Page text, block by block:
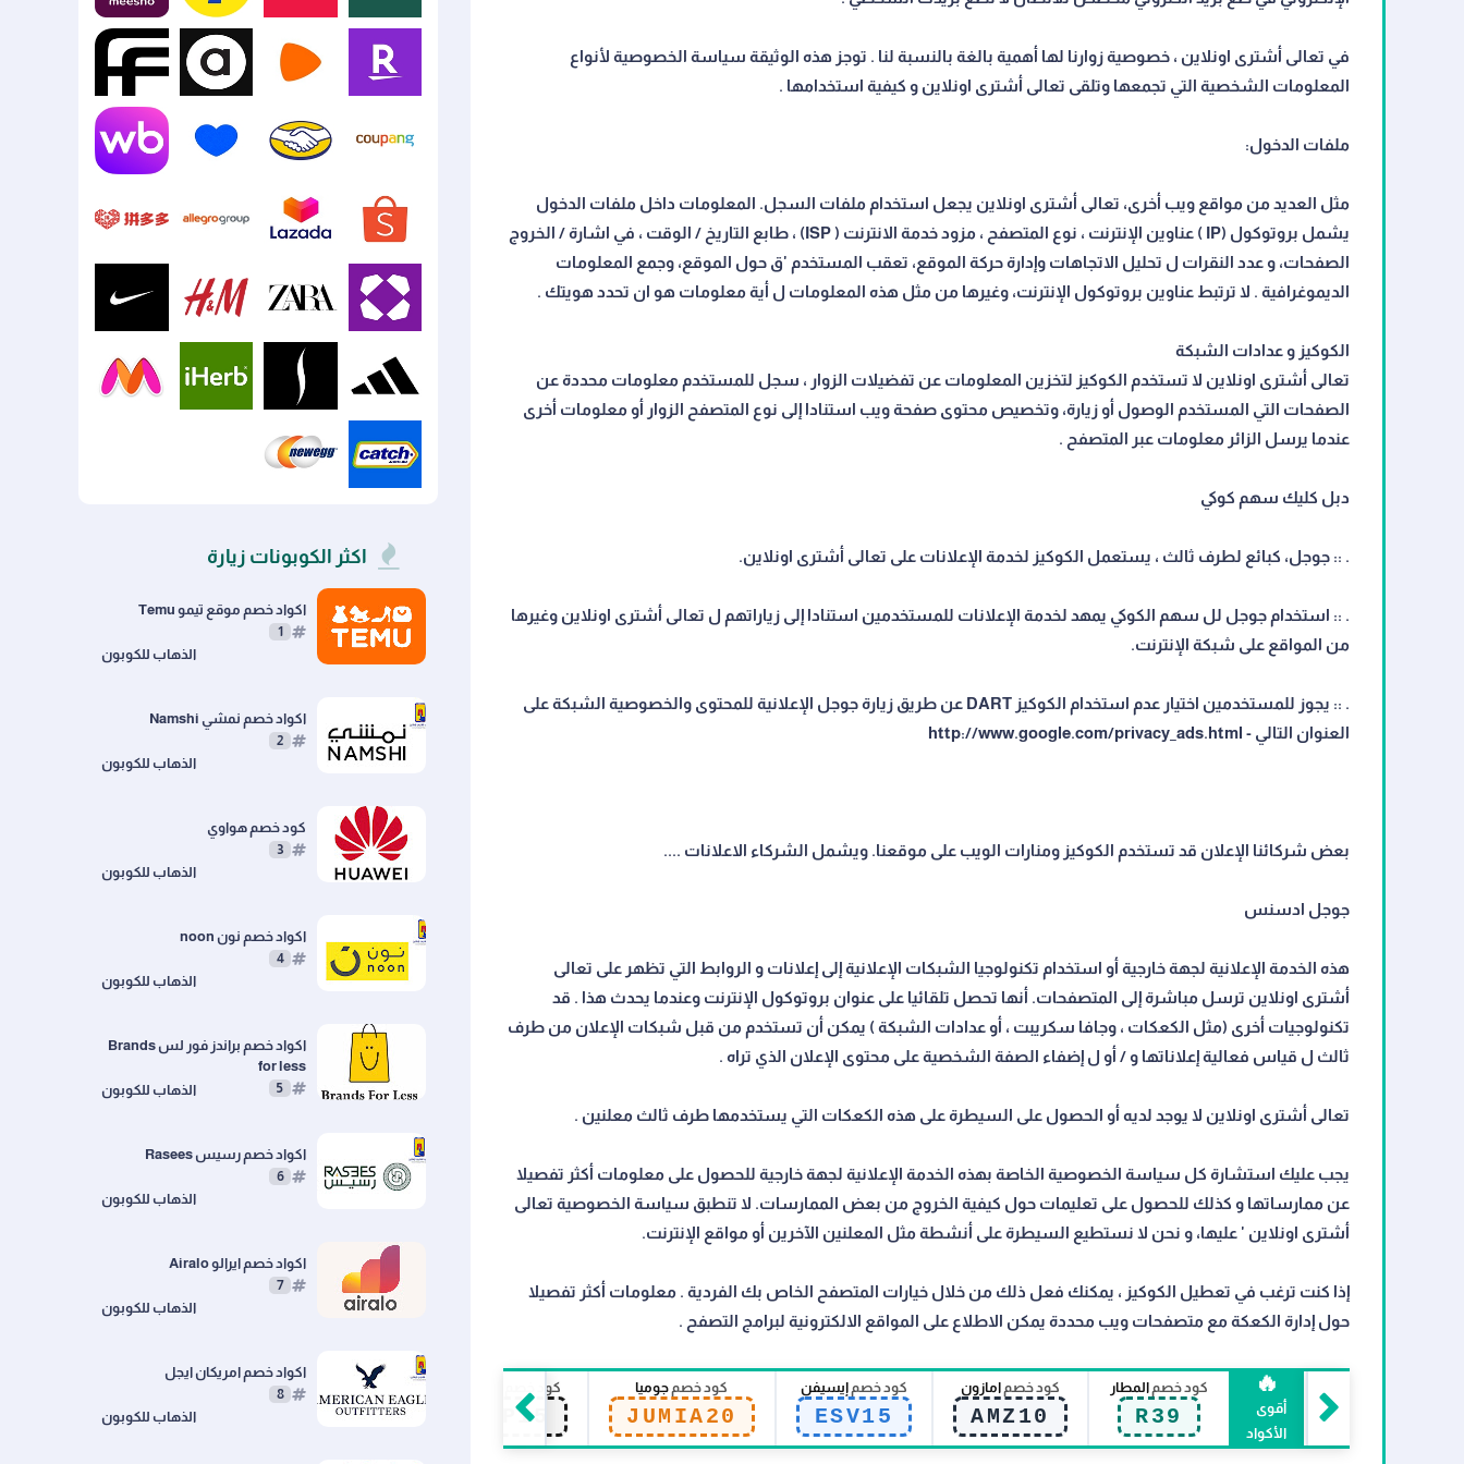
في تعالى أشترى اونلاين ، خصوصية زوارنا لها أهمية بالغة بالنسبة لنا . توجز هذه الوثيقة سياسة الخصوصية لأنواع
المعلومات الشخصية التي تجمعها وتلقى تعالى أشترى اونلاين و كيفية استخدامها .
ملفات الدخول:
مثل العديد من مواقع ويب أخرى، تعالى أشترى اونلاين يجعل استخدام ملفات السجل. المعلومات داخل ملفات الدخول
يشمل بروتوكول (IP ) عناوين الإنترنت ، نوع المتصفح ، مزود خدمة الانترنت ( ISP) ، طابع التاريخ / الوقت ، في اشارة / الخروج
الصفحات، و عدد النقرات ل تحليل الاتجاهات وإدارة حركة الموقع، تعقب المستخدم 'ق حول الموقع، وجمع المعلومات
الديموغرافية . لا ترتبط عناوين بروتوكول الإنترنت، وغيرها من مثل هذه المعلومات ل أية معلومات هو ان تحدد هويتك .
الكوكيز و عدادات الشبكة
تعالى أشترى اونلاين لا تستخدم الكوكيز لتخزين المعلومات عن تفضيلات الزوار ، سجل للمستخدم معلومات محددة عن
الصفحات التي المستخدم الوصول أو زيارة، وتخصيص محتوى صفحة ويب استنادا إلى نوع المتصفح الزوار أو معلومات أخرى
عندما يرسل الزائر معلومات عبر المتصفح .
دبل كليك سهم كوكي
. :: جوجل، كبائع لطرف ثالث ، يستعمل الكوكيز لخدمة الإعلانات على تعالى أشترى اونلاين.
. :: استخدام جوجل لل سهم الكوكي يمهد لخدمة الإعلانات للمستخدمين استنادا إلى زياراتهم ل تعالى أشترى اونلاين وغيرها
من المواقع على شبكة الإنترنت.
. :: يجوز للمستخدمين اختيار عدم استخدام الكوكيز DART عن طريق زيارة جوجل الإعلانية للمحتوى والخصوصية الشبكة على
العنوان التالي - http://www.google.com/privacy_ads.html
بعض شركائنا الإعلان قد تستخدم الكوكيز ومنارات الويب على موقعنا. ويشمل الشركاء الاعلانات ....
جوجل ادسنس
هذه الخدمة الإعلانية لجهة خارجية أو استخدام تكنولوجيا الشبكات الإعلانية إلى إعلانات و الروابط التي تظهر على تعالى
أشترى اونلاين ترسل مباشرة إلى المتصفحات. أنها تحصل تلقائيا على عنوان بروتوكول الإنترنت وعندما يحدث هذا . قد
تكنولوجيات أخرى (مثل الكعكات ، وجافا سكريبت ، أو عدادات الشبكة ) يمكن أن تستخدم من قبل شبكات الإعلان من طرف
ثالث ل قياس فعالية إعلاناتها و / أو ل إضفاء الصفة الشخصية على محتوى الإعلان الذي تراه .
تعالى أشترى اونلاين لا يوجد لديه أو الحصول على السيطرة على هذه الكعكات التي يستخدمها طرف ثالث معلنين .
يجب عليك استشارة كل سياسة الخصوصية الخاصة بهذه الخدمة الإعلانية لجهة خارجية للحصول على معلومات أكثر تفصيلا
عن ممارساتها و كذلك للحصول على تعليمات حول كيفية الخروج من بعض الممارسات. لا تنطبق سياسة الخصوصية تعالى
أشترى اونلاين ' عليها، و نحن لا نستطيع السيطرة على أنشطة مثل المعلنين الآخرين أو مواقع الإنترنت.
إذا كنت ترغب في تعطيل الكوكيز ، يمكنك فعل ذلك من خلال خيارات المتصفح الخاص بك الفردية . معلومات أكثر تفصيلا
حول إدارة الكعكة مع متصفحات ويب محددة يمكن الاطلاع على المواقع الالكترونية لبرامج التصفح .
🔥
أقوى
الأكواد
كود خصم المطار
R39
كود خصم امازون
AMZ10
كود خصم إيسيفن
ESV15
كود خصم جوميا
JUMIA20
كود خصم
SEP15
كود خصم شي ان
SHEIN50
NIKE20
Blink
Digikala
Flipkart
Meesho
Rakuten
Zalando
ASOS
Farfetch
Coupang
Mercado
Libre
Ozon
Wildberries
Shopee
Lazada
Allegro
Pinduoduo
Wayfair
Zara
H&M
Nike
Adidas
Sephora
اكثر الكوبونات زيارة
اكواد خصم موقع تيمو Temu
1
اكواد خصم نمشي Namshi
2
كود خصم هواوي
3
اكواد خصم نون noon
4
اكواد خصم براندز فور لس Brands
for less
5
اكواد خصم رسيس Rasees
6
اكواد خصم ايرالو ‎ Airalo
7
اكواد خصم امريكان ايجل
8